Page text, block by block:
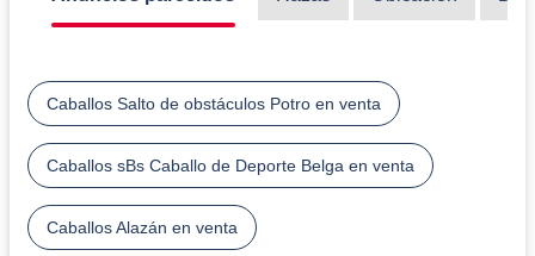
Caballos Salto de obstáculos Potro en venta
Caballos sBs Caballo de Deporte Belga en venta
Caballos Alazán en venta